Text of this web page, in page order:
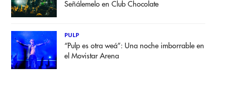
Señálemelo en Club Chocolate
PULP
“Pulp es otra weá”: Una noche imborrable en
el Movistar Arena